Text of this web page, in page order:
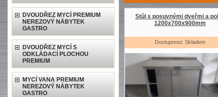
DVOUDŘEZ MYCÍ PREMIUM
NEREZOVÝ NÁBYTEK
GASTRO
DVOUDŘEZ MYCÍ S
ODKLÁDACÍ PLOCHOU
PREMIUM
MYCÍ VANA PREMIUM
NEREZOVÝ NÁBYTEK
GASTRO
Stůl s posuvnými dveřmi a
1200x700x900mm
Dostupnost: Skladem